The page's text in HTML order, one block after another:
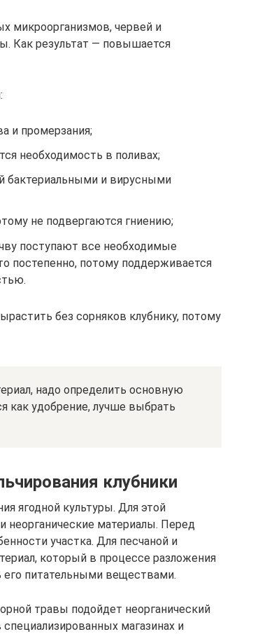
микроорганизмов, червей и
Как результат — повышается
и промерзания;
необходимость в поливах;
бактериальными и вирусными
не подвергаются гниению;
поступают все необходимые
постепенно, потому поддерживается
без сорняков клубнику, потому
надо определить основную
как удобрение, лучше выбрать
клубники
ягодной культуры. Для этой
неорганические материалы. Перед
участка. Для песчаной и
который в процессе разложения
его питательными веществами.
травы подойдет неорганический
магазинах и